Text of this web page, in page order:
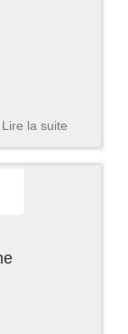
Lire la suite